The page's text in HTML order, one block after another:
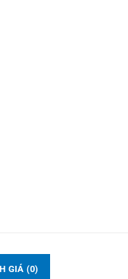
GIÁ (0)